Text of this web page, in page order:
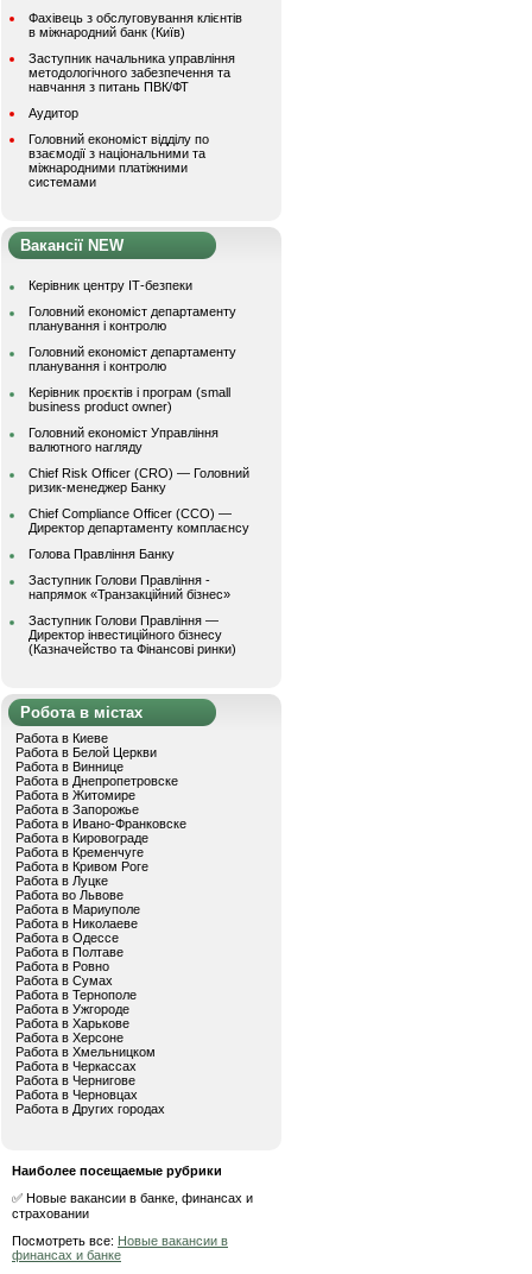
Фахівець з обслуговування клієнтів
в міжнародний банк (Київ)
Заступник начальника управління
методологічного забезпечення та
навчання з питань ПВК/ФТ
Аудитор
Головний економіст відділу по
взаємодії з національними та
міжнародними платіжними
системами
Вакансії NEW
Керівник центру ІТ-безпеки
Головний економіст департаменту
планування і контролю
Головний економіст департаменту
планування і контролю
Керівник проєктів і програм (small
business product owner)
Головний економіст Управління
валютного нагляду
Chief Risk Officer (CRO) — Головний
ризик-менеджер Банку
Chief Compliance Officer (CCO) —
Директор департаменту комплаєнсу
Голова Правління Банку
Заступник Голови Правління -
напрямок «Транзакційний бізнес»
Заступник Голови Правління —
Директор інвестиційного бізнесу
(Казначейство та Фінансові ринки)
Робота в містах
Работа в Киеве
Работа в Белой Церкви
Работа в Виннице
Работа в Днепропетровске
Работа в Житомире
Работа в Запорожье
Работа в Ивано-Франковске
Работа в Кировограде
Работа в Кременчуге
Работа в Кривом Роге
Работа в Луцке
Работа во Львове
Работа в Мариуполе
Работа в Николаеве
Работа в Одессе
Работа в Полтаве
Работа в Ровно
Работа в Сумах
Работа в Тернополе
Работа в Ужгороде
Работа в Харькове
Работа в Херсоне
Работа в Хмельницком
Работа в Черкассах
Работа в Чернигове
Работа в Черновцах
Работа в Других городах
Наиболее посещаемые рубрики
✅ Новые вакансии в банке, финансах и
страховании
Посмотреть все: Новые вакансии в
финансах и банке